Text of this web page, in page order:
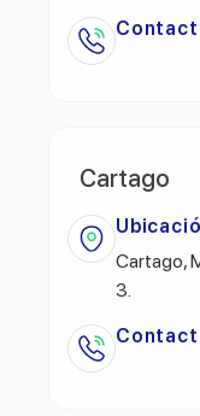
Cartago
Cartago,
3.